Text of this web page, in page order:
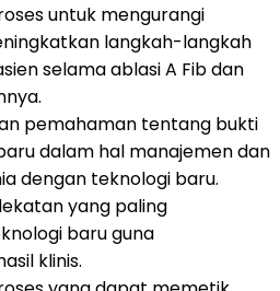
untuk mengurangi
langkah-langkah
selama ablasi A Fib dan
pemahaman tentang bukti
dalam hal manajemen dan
dengan teknologi baru.
yang paling
baru guna
klinis.